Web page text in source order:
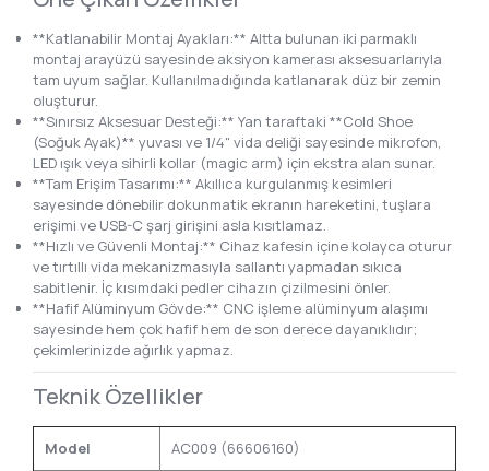
**Katlanabilir Montaj Ayakları:** Altta bulunan iki parmaklı
montaj arayüzü sayesinde aksiyon kamerası aksesuarlarıyla
tam uyum sağlar. Kullanılmadığında katlanarak düz bir zemin
oluşturur.
**Sınırsız Aksesuar Desteği:** Yan taraftaki **Cold Shoe
(Soğuk Ayak)** yuvası ve 1/4" vida deliği sayesinde mikrofon,
LED ışık veya sihirli kollar (magic arm) için ekstra alan sunar.
**Tam Erişim Tasarımı:** Akıllıca kurgulanmış kesimleri
sayesinde dönebilir dokunmatik ekranın hareketini, tuşlara
erişimi ve USB-C şarj girişini asla kısıtlamaz.
**Hızlı ve Güvenli Montaj:** Cihaz kafesin içine kolayca oturur
ve tırtıllı vida mekanizmasıyla sallantı yapmadan sıkıca
sabitlenir. İç kısımdaki pedler cihazın çizilmesini önler.
**Hafif Alüminyum Gövde:** CNC işleme alüminyum alaşımı
sayesinde hem çok hafif hem de son derece dayanıklıdır;
çekimlerinizde ağırlık yapmaz.
Teknik Özellikler
Model AC009 (66606160)